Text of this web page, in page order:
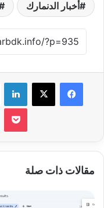
أخبار الدنمارك
فيسبوك
مقالات ذات صلة